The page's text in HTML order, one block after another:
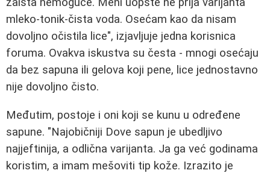
mleko-tonik-čista voda. Osećam kao da nisam
dovoljno očistila lice", izjavljuje jedna korisnica
foruma. Ovakva iskustva su česta - mnogi osećaju
da bez sapuna ili gelova koji pene, lice jednostavno
nije dovoljno čisto.
Međutim, postoje i oni koji se kunu u određene
sapune. "Najobičniji Dove sapun je ubedljivo
najjeftinija, a odlična varijanta. Ja ga već godinama
koristim, a imam mešoviti tip kože. Izrazito je